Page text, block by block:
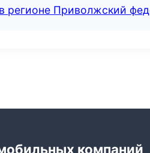
регионе Приволжский
компаний